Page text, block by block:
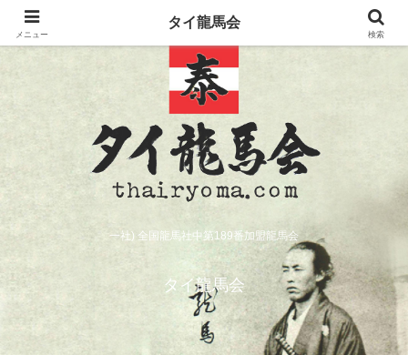
一社) 全国龍馬社中第189番加盟龍馬会
タイ龍馬会
メニュー
タイ龍馬会
検索